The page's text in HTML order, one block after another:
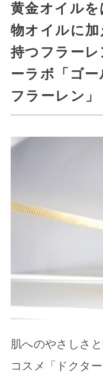
黄金オイル
物オイルに加
持つフラー
ーラボ「ゴ
フラーレン」
肌へのやさしさ
コスメ「ドクタ